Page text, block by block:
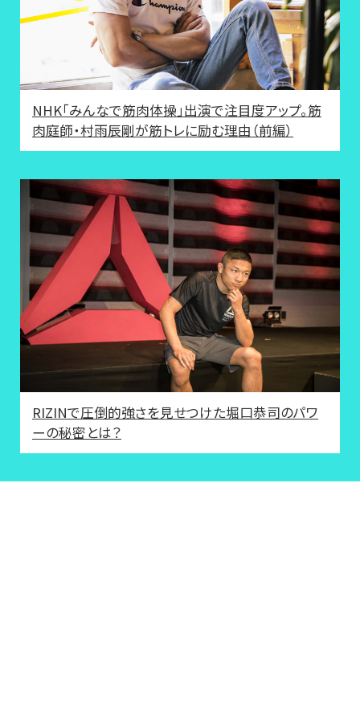
NHK「みんなで筋肉体操」出演で注目度アップ。筋
肉庭師・村雨辰剛が筋トレに励む理由（前編）
RIZINで圧倒的強さを見せつけた堀口恭司のパワ
ーの秘密とは？